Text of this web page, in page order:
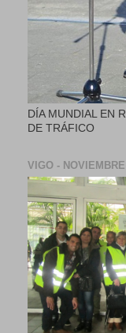
DÍA MUNDIAL EN
DE TRÁFICO
VIGO -